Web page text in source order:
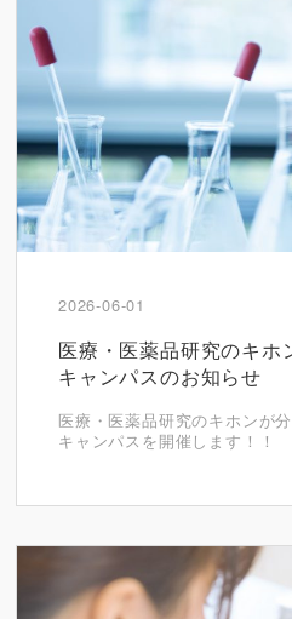
2026-06-01
医療・医薬品研究のキホ
キャンパスのお知らせ
医療・医薬品研究のキホンが
キャンパスを開催します！！